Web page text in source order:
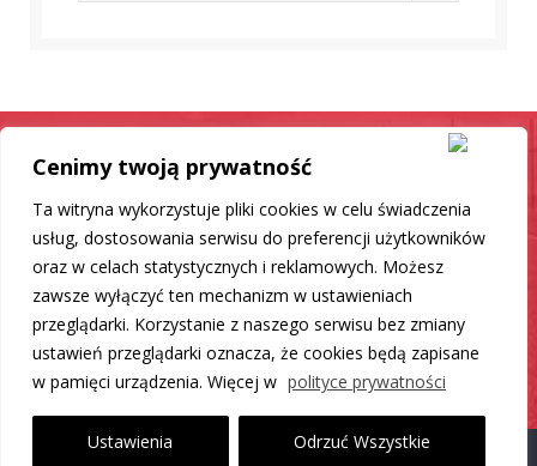
Cenimy twoją prywatność
Ta witryna wykorzystuje pliki cookies w celu świadczenia
usług, dostosowania serwisu do preferencji użytkowników
oraz w celach statystycznych i reklamowych. Możesz
zawsze wyłączyć ten mechanizm w ustawieniach
przeglądarki. Korzystanie z naszego serwisu bez zmiany
ustawień przeglądarki oznacza, że cookies będą zapisane
w pamięci urządzenia. Więcej w polityce prywatności
Ustawienia Odrzuć Wszystkie
Samochód jak nowy
Mamy dla Ciebie rozwiązanie
DO LISTY PRODUKTÓW